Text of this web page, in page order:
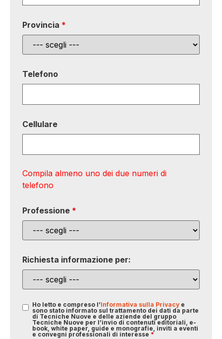
Provincia *
Telefono
Cellulare
Compila almeno uno dei due numeri di
telefono
Professione *
Richiesta informazione per:
Ho letto e compreso l’Informativa sulla Privacy e
sono stato informato sul trattamento dei dati da parte
di Tecniche Nuove e delle aziende del gruppo
Tecniche Nuove per l’invio di contenuti editoriali, e-
book, white paper, guide e monografie, inviti a eventi
e convegni professionali di interesse *